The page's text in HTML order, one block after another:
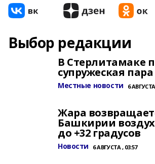
Выбор редакции
В Стерлитамаке
супружеская пара
Местные новости 6
Жара
Башкирии воздух
до +32 градусов
Новости 6 АВГУСТА , 03:57